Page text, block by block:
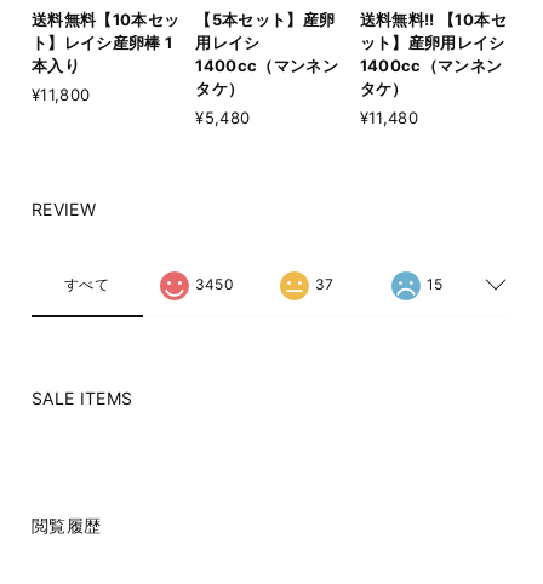
送料無料【10本セッ
ト】レイシ産卵棒 1
本入り
¥11,800
【5本セット】産卵
用レイシ
1400cc（マンネン
タケ）
¥5,480
送料無料!! 【10本セ
ット】産卵用レイシ
1400cc（マンネン
タケ）
¥11,480
REVIEW
すべて 3450 37 15
SALE ITEMS
閲覧履歴